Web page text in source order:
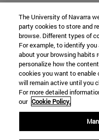
The University of Navarra
party cookies to store and
browse. Different types of
For example, to identify
about your browsing habits
personalize how the
cookies you want to enable
will remain active until you
For more detailed
our Cookie Policy.